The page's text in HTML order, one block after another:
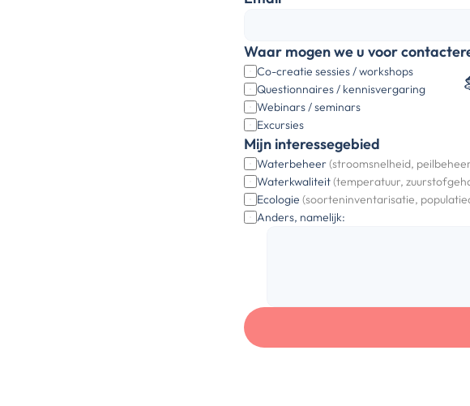
Waar mogen we u voor
Co-creatie sessies / workshops
Questionnaires / kennisvergaring
Webinars / seminars
Excursies
Mijn interessegebied
Waterbeheer (stroomsnelheid,
Waterkwaliteit (temperatuur,
Ecologie (soorteninventarisatie,
Anders, namelijk: